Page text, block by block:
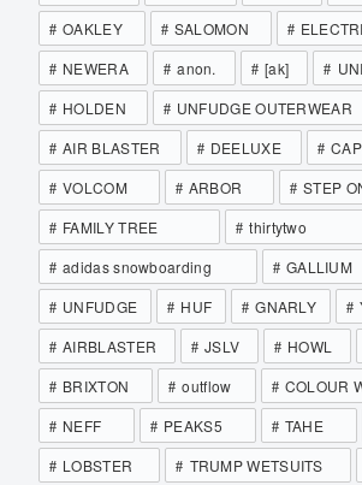
OAKLEY
SALOMON
NEWERA
anon. [ak]
HOLDEN
UNFUDGE OUTERWEAR
AIR BLASTER
DEELUXE
VOLCOM
ARBOR STEP
FAMILY TREE
thirtytwo
adidas snowboarding
GALLIUM
UNFUDGE
HUF GNARLY
AIRBLASTER
JSLV HOWL
BRIXTON
outflow COLOUR
NEFF
PEAKS5 TAHE
LOBSTER
TRUMP WETSUITS